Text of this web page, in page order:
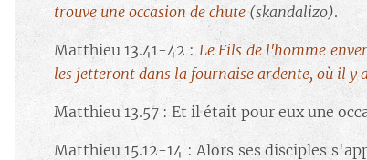
trouve une occasion de chute(skandalizo).
Matthieu 13.41-42 : Le Fils de l'homme
les jetteront dans la fournaise ardente, où il y
Matthieu 13.57 : Et il était pour eux une
Matthieu 15.12-14 : Alors ses disciples